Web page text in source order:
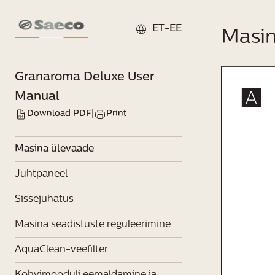
ET-EE
Granaroma Deluxe User
Manual
Download PDF Print
Masina ülevaade
Juhtpaneel
Sissejuhatus
Masina seadistuste reguleerimine
AquaClean-veefilter